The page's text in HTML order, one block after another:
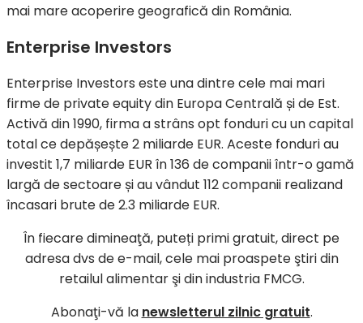
mai mare acoperire geografică din România.
Enterprise Investors
Enterprise Investors este una dintre cele mai mari
firme de private equity din Europa Centrală și de Est.
Activă din 1990, firma a strâns opt fonduri cu un capital
total ce depășește 2 miliarde EUR. Aceste fonduri au
investit 1,7 miliarde EUR în 136 de companii într-o gamă
largă de sectoare și au vândut 112 companii realizand
încasari brute de 2.3 miliarde EUR.
În fiecare dimineaţă, puteți primi gratuit, direct pe
adresa dvs de e-mail, cele mai proaspete ştiri din
retailul alimentar şi din industria FMCG.
Abonaţi-vă la newsletterul zilnic gratuit.